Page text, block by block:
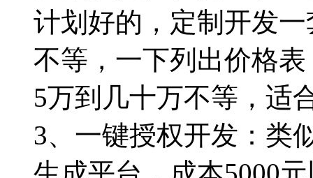
计划好的，定制开发
不等，一下列出价格
5万到几十万不等，适
3、一键授权开发：类